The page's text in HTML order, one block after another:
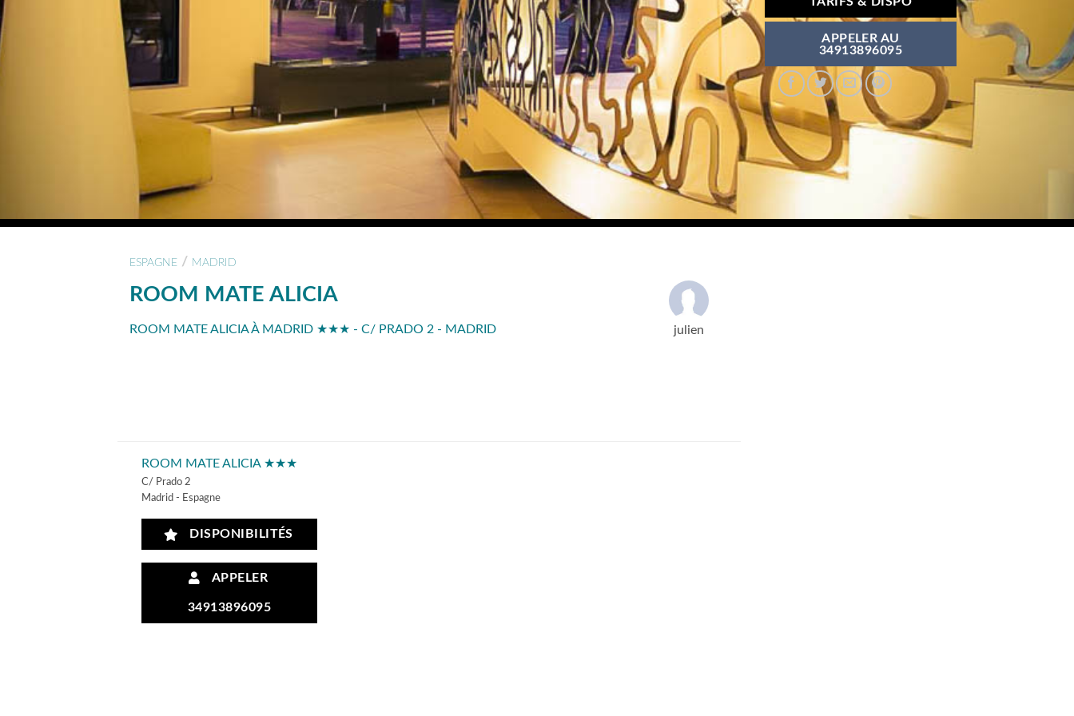
ESPAGNE / MADRID
ROOM MATE ALICIA
ROOM MATE ALICIA À MADRID ★★★ - C/ PRADO 2 - MADRID julien
ROOM MATE ALICIA ★★★
C/ Prado 2
Madrid - Espagne
DISPONIBILITÉS
APPELER
34913896095
APPELER AU
34913896095